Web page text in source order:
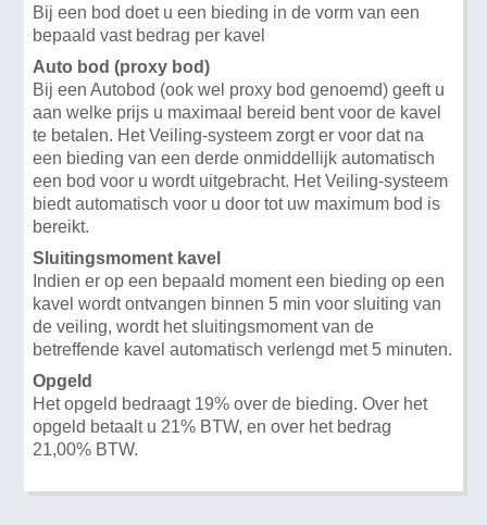
Bij een bod doet u een bieding in de vorm van een
bepaald vast bedrag per kavel
Auto bod (proxy bod)
Bij een Autobod (ook wel proxy bod genoemd) geeft u
aan welke prijs u maximaal bereid bent voor de kavel
te betalen. Het Veiling-systeem zorgt er voor dat na
een bieding van een derde onmiddellijk automatisch
een bod voor u wordt uitgebracht. Het Veiling-systeem
biedt automatisch voor u door tot uw maximum bod is
bereikt.
Sluitingsmoment kavel
Indien er op een bepaald moment een bieding op een
kavel wordt ontvangen binnen 5 min voor sluiting van
de veiling, wordt het sluitingsmoment van de
betreffende kavel automatisch verlengd met 5 minuten.
Opgeld
Het opgeld bedraagt 19% over de bieding. Over het
opgeld betaalt u 21% BTW, en over het bedrag
21,00% BTW.